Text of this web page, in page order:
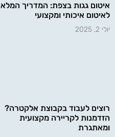
איטום גגות בצפת: המדריך המלא
לאיטום איכותי ומקצועי
יולי 2, 2025
רוצים לעבוד בקבוצת אלקטרה?
הזדמנות לקריירה מקצועית
ומאתגרת